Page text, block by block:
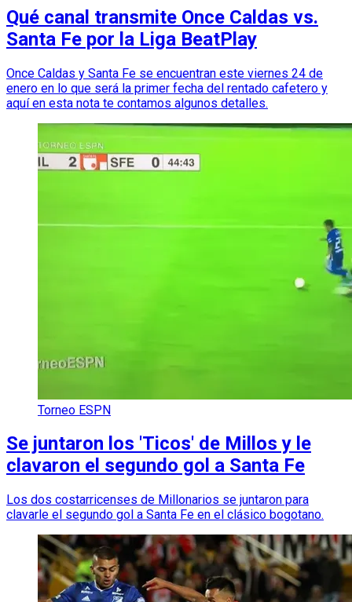
Qué canal transmite Once Caldas vs.
Santa Fe por la Liga BeatPlay
Once Caldas y Santa Fe se encuentran este viernes 24 de
enero en lo que será la primer fecha del rentado cafetero y
aquí en esta nota te contamos algunos detalles.
Torneo ESPN
Se juntaron los 'Ticos' de Millos y le
clavaron el segundo gol a Santa Fe
Los dos costarricenses de Millonarios se juntaron para
clavarle el segundo gol a Santa Fe en el clásico bogotano.